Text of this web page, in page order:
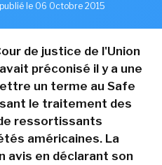
publié le 06 Octobre 2015
de justice de l'Union
préconisé il y a une
un terme au Safe
le traitement des
ressortissants
américaines. La
avis en déclarant son